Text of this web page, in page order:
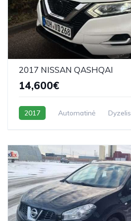
2017 NISSAN QASHQAI
14,600€
2017 Automatinė Dyzelis